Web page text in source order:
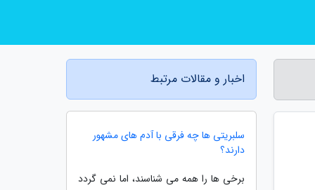
اخبار و مقالات مرتبط
سلبریتی ها چه فرقی با آدم های مشهور
دارند؟
برخی ها را همه می شناسند، اما نمی گردد